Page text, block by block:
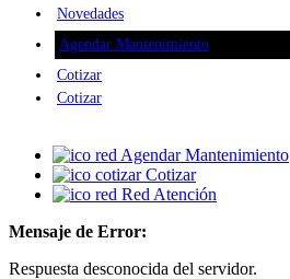
Novedades
Agendar Mantenimiento
Cotizar
Cotizar
Agendar Mantenimiento
Cotizar
Red Atención
Mensaje de Error:
Respuesta desconocida del servidor.